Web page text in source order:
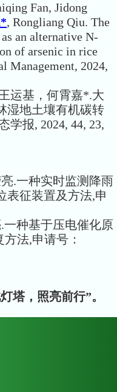
Fan, Jidong
, Rongliang Qiu. The
an alternative N-
of arsenic in rice
Management, 2024,
运基，何霄嘉*.大
湿地土壤有机碳转
学报, 2024, 44, 23,
.一种实时监测降雨
表征装置及方法,申
一种基于压电催化原
法,申请号：
塔，照亮前行”。